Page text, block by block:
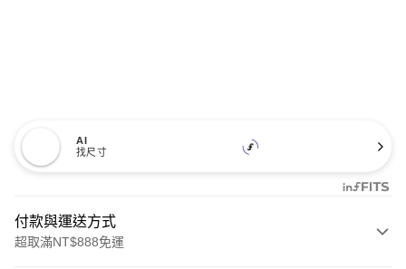
AI
找尺寸
付款與運送方式
超取滿NT$888免運